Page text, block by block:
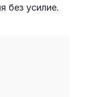
без усилие.